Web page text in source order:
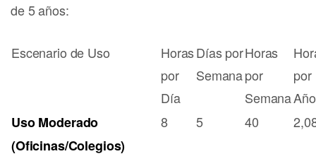
de 5 años:
Escenario de Uso
Horas
por
Día
Días por
Semana
Horas
por
Semana
por
Año
Uso Moderado
(Oficinas/Colegios)
8 5 40